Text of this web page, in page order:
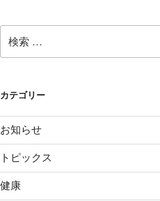
ゲ
ー
ョ
ン
索:
カテゴリー
お知らせ
トピックス
健康